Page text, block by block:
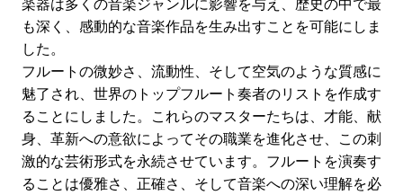
楽器は多くの音楽ジャンルに影響を与え、歴史の中で最
も深く、感動的な音楽作品を生み出すことを可能にしま
した。
フルートの微妙さ、流動性、そして空気のような質感に
魅了され、世界のトップフルート奏者のリストを作成す
ることにしました。これらのマスターたちは、才能、献
身、革新への意欲によってその職業を進化させ、この刺
激的な芸術形式を永続させています。フルートを演奏す
ることは優雅さ、正確さ、そして音楽への深い理解を必